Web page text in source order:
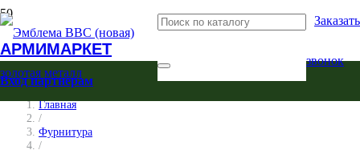
АРМИМАРКЕТ
Заказать
звонок
Вход партнерам
Главная
/
Фурнитура
/